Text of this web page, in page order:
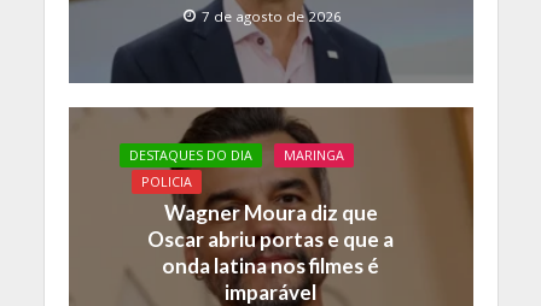
7 de agosto de 2026
DESTAQUES DO DIA
MARINGA
POLICIA
Wagner Moura diz que
Oscar abriu portas e que a
onda latina nos filmes é
imparável